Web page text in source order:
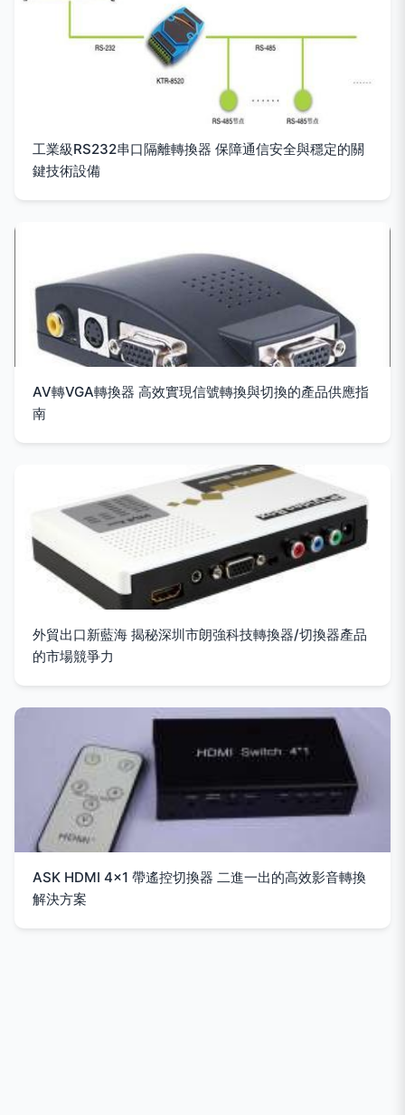
工業級RS232串口隔離轉換器 保障通信安全與穩定的關
鍵技術設備
AV轉VGA轉換器 高效實現信號轉換與切換的產品供應指
南
外貿出口新藍海 揭秘深圳市朗強科技轉換器/切換器產品
的市場競爭力
ASK HDMI 4x1 帶遙控切換器 二進一出的高效影音轉換
解決方案